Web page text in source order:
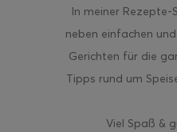
In meiner
neben einfachen
Gerichten für die
Tipps rund um
Viel Spaß &